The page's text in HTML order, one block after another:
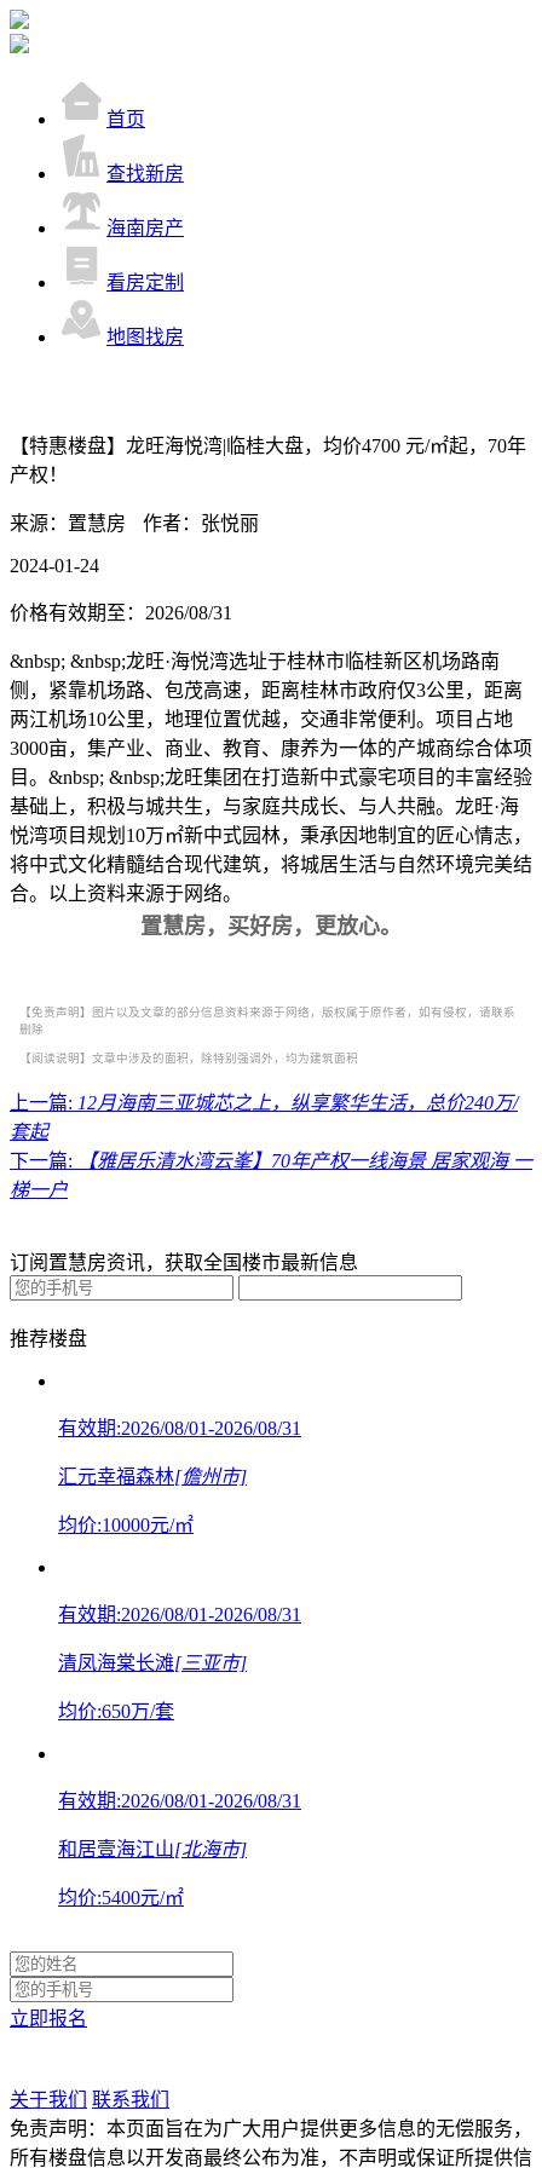
首页
查找新房
海南房产
看房定制
地图找房
【特惠楼盘】龙旺海悦湾|临桂大盘，均价4700 元/㎡起，70年
产权！
来源：置慧房 作者：张悦丽
2024-01-24
价格有效期至：2026/08/31
&nbsp; &nbsp;龙旺·海悦湾选址于桂林市临桂新区机场路南
侧，紧靠机场路、包茂高速，距离桂林市政府仅3公里，距离
两江机场10公里，地理位置优越，交通非常便利。项目占地
3000亩，集产业、商业、教育、康养为一体的产城商综合体项
目。&nbsp; &nbsp;龙旺集团在打造新中式豪宅项目的丰富经验
基础上，积极与城共生，与家庭共成长、与人共融。龙旺·海
悦湾项目规划10万㎡新中式园林，秉承因地制宜的匠心情志，
将中式文化精髓结合现代建筑，将城居生活与自然环境完美结
合。以上资料来源于网络。
置慧房，买好房，更放心。
【免责声明】图片以及文章的部分信息资料来源于网络，版权属于原作者，如有侵权，请联系
删除
【阅读说明】文章中涉及的面积，除特别强调外，均为建筑面积
上一篇: 12月海南三亚城芯之上，纵享繁华生活，总价240万/
套起
下一篇:
【雅居乐清水湾云峯】70年产权一线海景 居家观海 一
梯一户
订阅置慧房资讯，获取全国楼市最新信息
推荐楼盘
有效期:2026/08/01-2026/08/31
汇元幸福森林[儋州市]
均价:10000元/㎡
有效期:2026/08/01-2026/08/31
清凤海棠长滩[三亚市]
均价:650万/套
有效期:2026/08/01-2026/08/31
和居壹海江山[北海市]
均价:5400元/㎡
立即报名
关于我们
联系我们
免责声明：本页面旨在为广大用户提供更多信息的无偿服务，
所有楼盘信息以开发商最终公布为准，不声明或保证所提供信